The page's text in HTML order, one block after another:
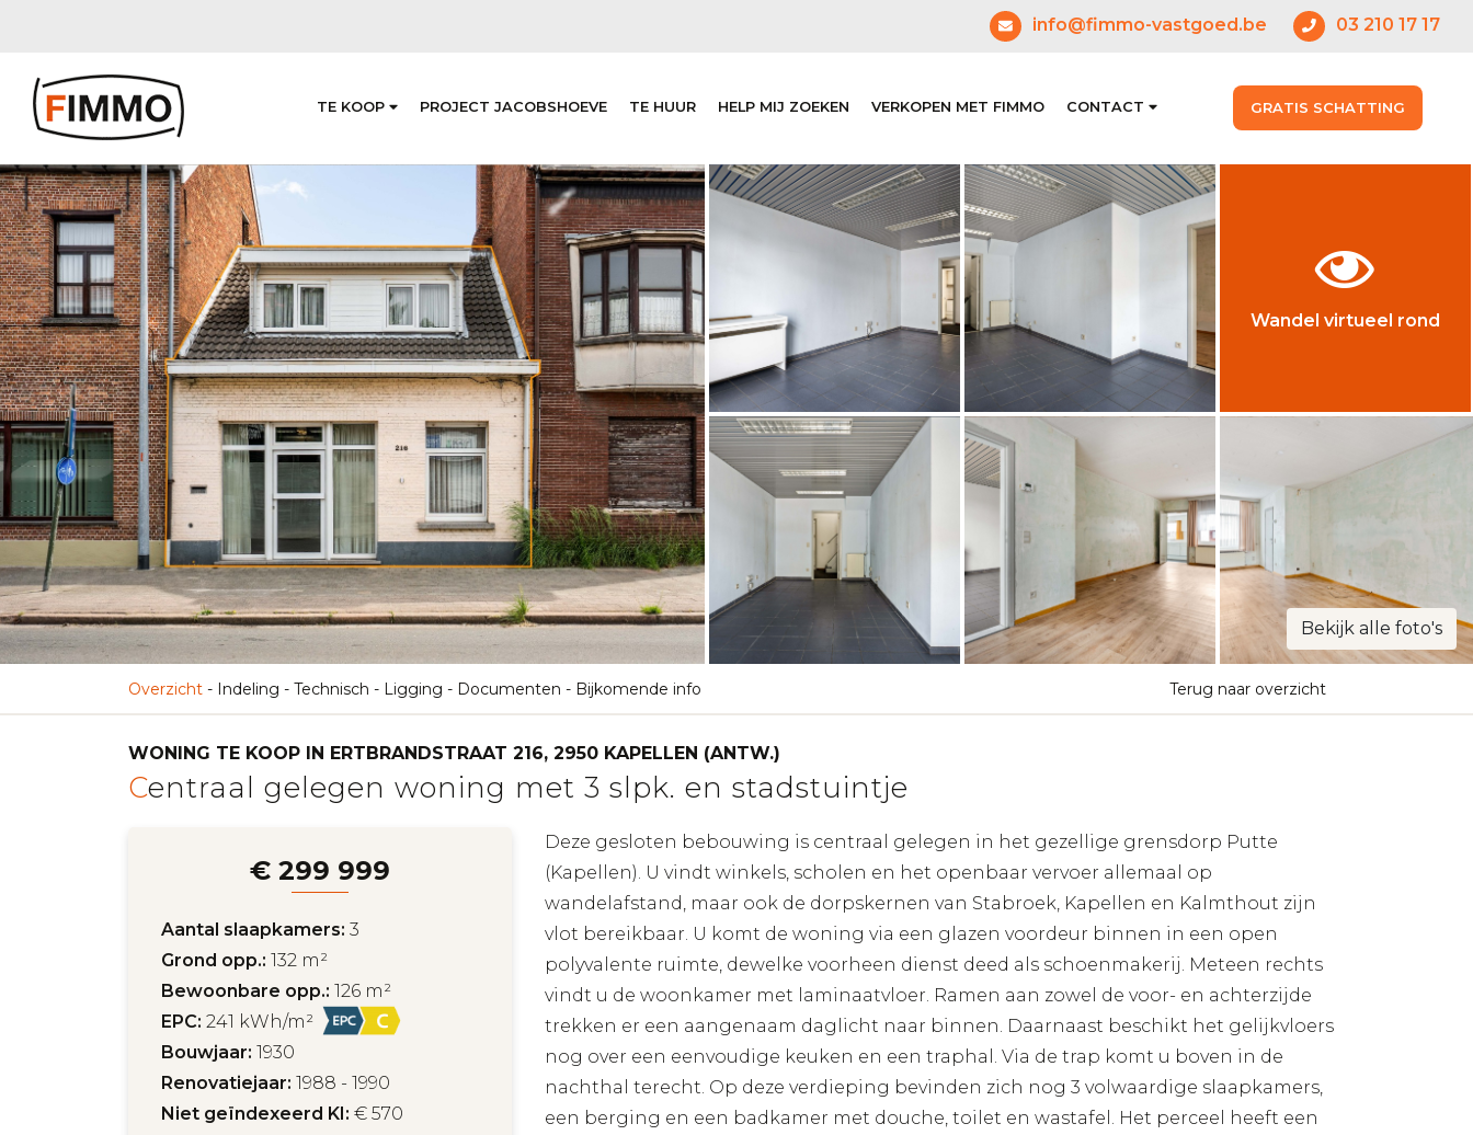
info@fimmo-vastgoed.be 03 210 17 17
TE KOOP PROJECT JACOBSHOEVE TE HUUR HELP MIJ ZOEKEN VERKOPEN MET FIMMO CONTACT GRATIS SCHATTING
Wandel virtueel rond
Bekijk alle foto's
Overzicht - Indeling - Technisch - Ligging - Documenten - Bijkomende info Terug naar overzicht
WONING TE KOOP IN ERTBRANDSTRAAT 216, 2950 KAPELLEN (ANTW.)
Centraal gelegen woning met 3 slpk. en stadstuintje
€ 299 999
Aantal slaapkamers: 3
Grond opp.: 132 m²
Bewoonbare opp.: 126 m²
EPC: 241 kWh/m²
Bouwjaar: 1930
Renovatiejaar: 1988 - 1990
Niet geïndexeerd KI: € 570
Deze gesloten bebouwing is centraal gelegen in het gezellige grensdorp Putte
(Kapellen). U vindt winkels, scholen en het openbaar vervoer allemaal op
wandelafstand, maar ook de dorpskernen van Stabroek, Kapellen en Kalmthout zijn
vlot bereikbaar. U komt de woning via een glazen voordeur binnen in een open
polyvalente ruimte, dewelke voorheen dienst deed als schoenmakerij. Meteen rechts
vindt u de woonkamer met laminaatvloer. Ramen aan zowel de voor- en achterzijde
trekken er een aangenaam daglicht naar binnen. Daarnaast beschikt het gelijkvloers
nog over een eenvoudige keuken en een traphal. Via de trap komt u boven in de
nachthal terecht. Op deze verdieping bevinden zich nog 3 volwaardige slaapkamers,
een berging en een badkamer met douche, toilet en wastafel. Het perceel heeft een